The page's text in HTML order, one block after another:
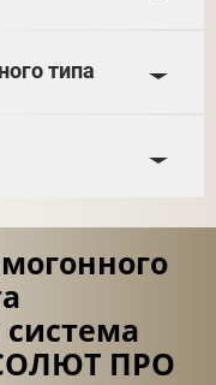
типа
ПРО